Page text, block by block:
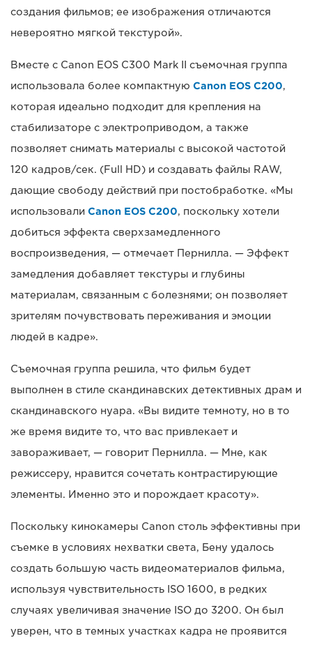
создания фильмов; ее изображения отличаются
невероятно мягкой текстурой».
Вместе с Canon EOS C300 Mark II съемочная группа
использовала более компактную Canon EOS C200,
которая идеально подходит для крепления на
стабилизаторе с электроприводом, а также
позволяет снимать материалы с высокой частотой
120 кадров/сек. (Full HD) и создавать файлы RAW,
дающие свободу действий при постобработке. «Мы
использовали Canon EOS C200, поскольку хотели
добиться эффекта сверхзамедленного
воспроизведения, — отмечает Пернилла. — Эффект
замедления добавляет текстуры и глубины
материалам, связанным с болезнями; он позволяет
зрителям почувствовать переживания и эмоции
людей в кадре».
Съемочная группа решила, что фильм будет
выполнен в стиле скандинавских детективных драм и
скандинавского нуара. «Вы видите темноту, но в то
же время видите то, что вас привлекает и
завораживает, — говорит Пернилла. — Мне, как
режиссеру, нравится сочетать контрастирующие
элементы. Именно это и порождает красоту».
Поскольку кинокамеры Canon столь эффективны при
съемке в условиях нехватки света, Бену удалось
создать большую часть видеоматериалов фильма,
используя чувствительность ISO 1600, в редких
случаях увеличивая значение ISO до 3200. Он был
уверен, что в темных участках кадра не проявится